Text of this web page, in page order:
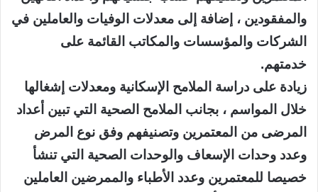
والمفقودين ، إضافة إلى معدلات الوفيات والعاملين في
الشركات والمؤسسات والمكاتب القائمة على
خدمتهم.
زيادة على دراسة الملامح الإسكانية ومعدلات إشغالها
خلال المواسم ، بجانب الملامح الصحية التي تبين أعداد
المرضى من المعتمرين وتصنيفهم وفق نوع المرض
وعدد وحدات الإسعاف والوحدات الصحية التي تنشأ
خصيصا للمعتمرين وعدد الأطباء والممرضين العاملين